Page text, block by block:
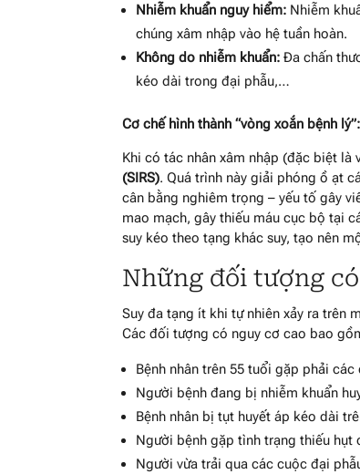
Nhiễm khuẩn nguy hiểm: Nhiễm
chúng xâm nhập vào hệ tuần hoàn.
Không do nhiễm khuẩn: Đa chấn
kéo dài trong đại phẫu,…
Cơ chế hình thành “vòng xoắn bệnh lý”:
Khi có tác nhân xâm nhập (đặc biệt
(SIRS). Quá trình này giải phóng ồ ạt
cân bằng nghiêm trọng – yếu tố gây
mao mạch, gây thiếu máu cục bộ tại
suy kéo theo tạng khác suy, tạo nên
Những đối tượng
Suy đa tạng ít khi tự nhiên xảy ra trên
Các đối tượng có nguy cơ cao bao
Bệnh nhân trên 55 tuổi gặp phải các
Người bệnh đang bị nhiễm khuẩn
Bệnh nhân bị tụt huyết áp kéo dài
Người bệnh gặp tình trạng thiếu hụt
Người vừa trải qua các cuộc đại